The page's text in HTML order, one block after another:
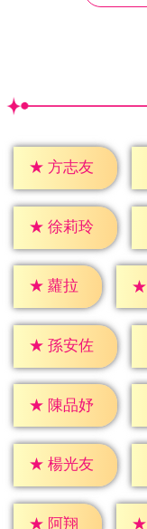
★ 方志友
★ 徐莉玲
★ 蘿拉 ★
★ 孫安佐
★ 陳品妤
★ 楊光友
★ 阿翔 ★